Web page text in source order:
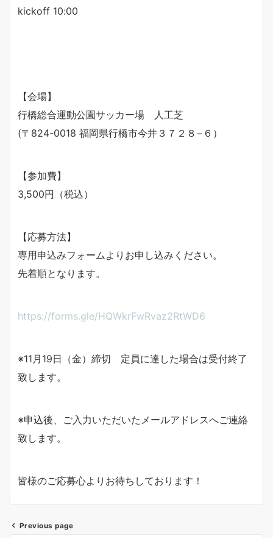
kickoff 10:00
【会場】
行橋総合運動公園サッカー場 人工芝
(〒824-0018 福岡県行橋市今井３７２８−６）
【参加費】
3,500円（税込）
【応募方法】
専用申込みフォームよりお申し込みください。
先着順となります。
https://forms.gle/HQWkrFwRvaz2RtWD6
※11月19日（金）締切 定員に達した場合は受付終了
致します。
※申込後、ご入力いただいたメールアドレスへご連絡
致します。
皆様のご応募心よりお待ちしております！
Previous page